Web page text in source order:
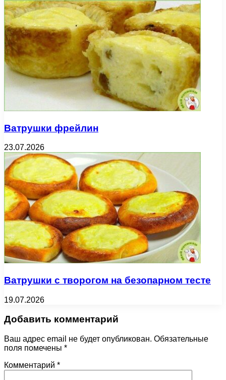
Ватрушки фрейлин
23.07.2026
Ватрушки с творогом на безопарном тесте
19.07.2026
Добавить комментарий
Ваш адрес email не будет опубликован. Обязательные
поля помечены *
Комментарий *